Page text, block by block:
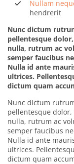
Nullam
hendrerit
Nunc dictum
pellentesque
nulla, rutrum ac
semper faucibus
Nulla id ante
ultrices.
dictum quam
Nunc dictum
pellentesque
nulla, rutrum ac
semper faucibus
Nulla id ante
ultrices.
dictum quam